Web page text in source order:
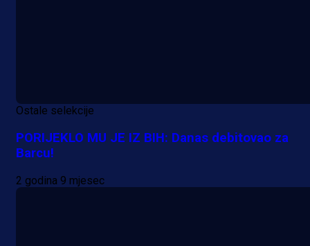
Ostale selekcije
PORIJEKLO MU JE IZ BIH: Danas debitovao za
Barcu!
2 godina 9 mjesec